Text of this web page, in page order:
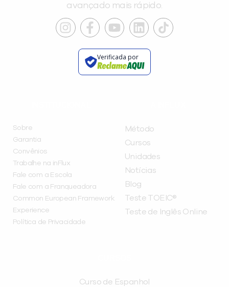
avançado mais rápido.
Verificada por
Sobre
Garantia
Convênios
Trabalhe na inFlux
Fale com a Escola
Fale com a Franqueadora
Common European Framework
Experience
Política de Privacidade
Método
Cursos
Unidades
Notícias
Blog
Teste TOEIC®
Teste de Inglês Online
Curso de Espanhol